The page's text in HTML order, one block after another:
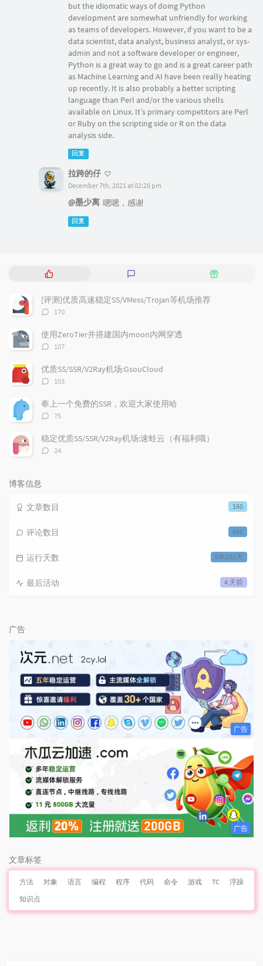
but the idiomatic ways of doing Python
development are somewhat unfriendly for working
as teams of developers. However, if you want to be a
data scientist, data analyst, business analyst, or sys-
admin and not a software developer or engineer,
Python is a great way to go and is a great career path
as Machine Learning and AI have been really heating
up recently. It is also probably a better scripting
language than Perl and/or the various shells
available on Linux. It’s primary competitors are Perl
or Ruby on the scripting side or R on the data
analysis side.
回复
拉跨的仔
December 7th, 2021 at 02:28 pm
@墨少离 嗯嗯，感谢
回复
热
文
章
随
[评测]优质高速稳定SS/VMess/Trojan等机场推荐
评
数：
170
使用ZeroTier并搭建国内moon内网穿透
评
数：
107
优质SS/SSR/V2Ray机场:GsouCloud
评
数：
103
奉上一个免费的SSR，欢迎大家使用哈
评
数：
75
稳定优质SS/SSR/V2Ray机场:速蛙云（有福利哦）
评
24
博客信息
160
文章数目
601
评论数目
5年252天
运行天数
4 天前
最后活动
广告
广告
广告
文章标签
方法 对象 语言 编程 程序 代码 命令 游戏 TC
浮躁
知识点